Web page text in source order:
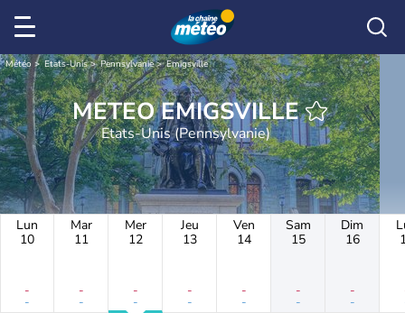
Météo Etats-Unis Pennsylvanie Emigsville
METEO EMIGSVILLE
Etats-Unis (Pennsylvanie)
Lun
10
-
-
Mar
11
-
-
Mer
12
-
-
Jeu
13
-
-
Ven
14
-
-
Sam
15
-
-
Dim
16
-
-